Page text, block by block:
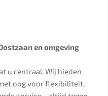
en omgeving
u centraal. Wij bieden
oog voor flexibiliteit,